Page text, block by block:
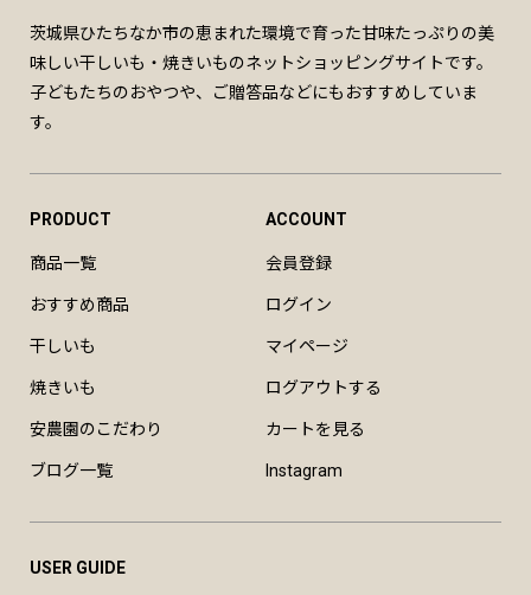
茨城県ひたちなか市の恵まれた環境で育った甘味たっぷりの美
味しい干しいも・焼きいものネットショッピングサイトです。
子どもたちのおやつや、ご贈答品などにもおすすめしていま
す。
PRODUCT
商品一覧
おすすめ商品
干しいも
焼きいも
安農園のこだわり
ブログ一覧
ACCOUNT
会員登録
ログイン
マイページ
ログアウトする
カートを見る
Instagram
USER GUIDE